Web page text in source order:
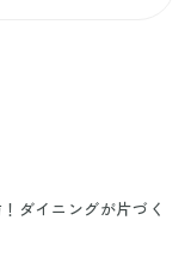
ダイニングが片づく